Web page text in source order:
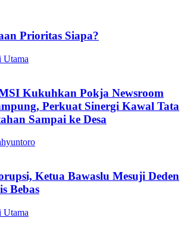
Prioritas Siapa?
Utama
Kukuhkan Pokja Newsroom
Perkuat Sinergi Kawal Tata
Sampai ke Desa
Ketua Bawaslu Mesuji Deden
Bebas
Utama